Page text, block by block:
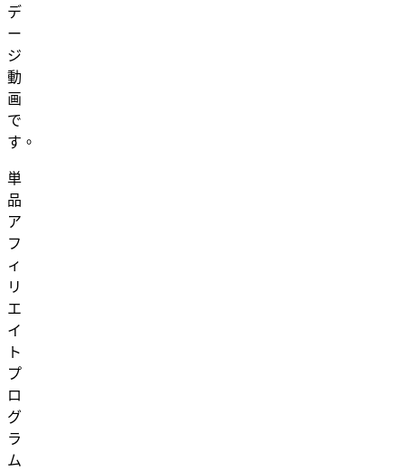
デ
ー
ジ
動
画
で
す。
単
品
ア
フ
ィ
リ
エ
イ
ト
プ
ロ
グ
ラ
ム